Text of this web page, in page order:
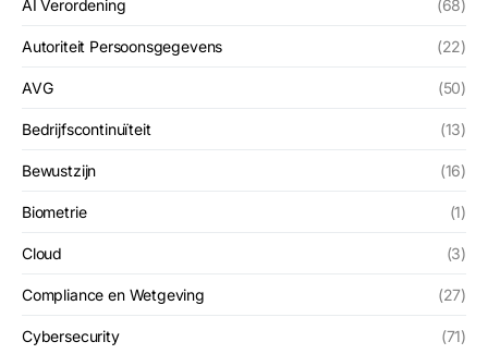
AI Verordening (68)
Autoriteit Persoonsgegevens (22)
AVG (50)
Bedrijfscontinuïteit (13)
Bewustzijn (16)
Biometrie (1)
Cloud (3)
Compliance en Wetgeving (27)
Cybersecurity (71)